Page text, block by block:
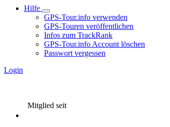
Hilfe
GPS-Tour.info verwenden
GPS-Touren veröffentlichen
Infos zum TrackRank
GPS-Tour.info Account löschen
Passwort vergessen
Login
Mitglied seit